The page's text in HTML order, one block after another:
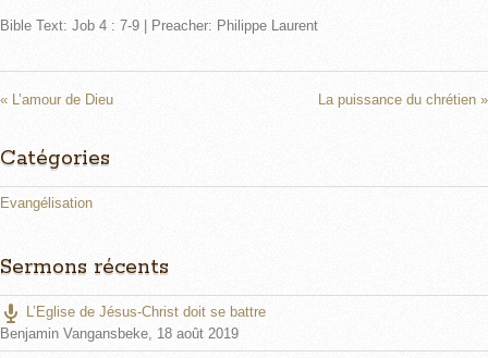
a
t
i
n
Bible Text: Job 4 : 7-9 | Preacher: Philippe Laurent
« L’amour de Dieu La puissance du chrétien »
Catégories
Evangélisation
Sermons récents
L’Eglise de Jésus-Christ doit se battre
Benjamin Vangansbeke, 18 août 2019